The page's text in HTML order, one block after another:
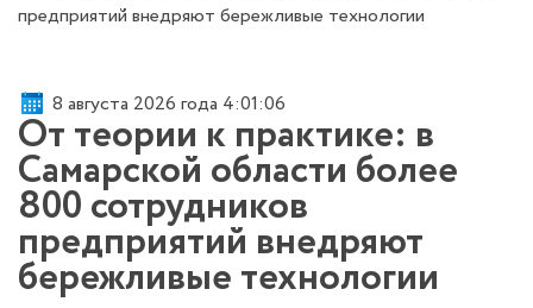
предприятий внедряют бережливые технологии
8 августа 2026 года 4:01:06
От теории к практике: в
Самарской области более
800 сотрудников
предприятий внедряют
бережливые технологии